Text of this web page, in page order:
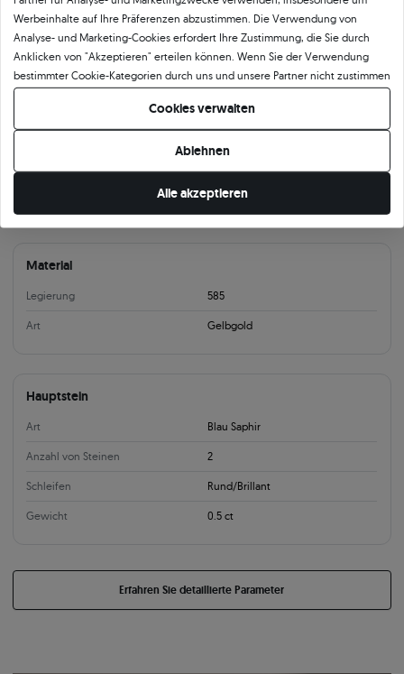
Produktkategorie
OhrringeOhrringe mit Saphir Ohrringe mit Diamanten Ohringe Gold Ohrstecker
Ohrstecker
Material
Legierung 585
Art Gelbgold
Hauptstein
Art Blau Saphir
Anzahl von Steinen 2
Schleifen Rund/Brillant
Gewicht 0.5 ct
Erfahren Sie detaillierte Parameter
Werbeinhalte auf Ihre Präferenzen abzustimmen. Die Verwendung von
Analyse- und Marketing-Cookies erfordert Ihre Zustimmung, die Sie durch
Anklicken von "Akzeptieren" erteilen können. Wenn Sie der Verwendung
bestimmter Cookie-Kategorien durch uns und unsere Partner nicht zustimmen
möchten, klicken Sie auf "Lassen Sie mich wählen" und bestimmen Sie Ihre
Präferenzen. Sie können Ihre Zustimmung jederzeit widerrufen, indem Sie
Ihre Cookie-Einstellungen ändern.
Cookies verwalten
Ablehnen
Alle akzeptieren